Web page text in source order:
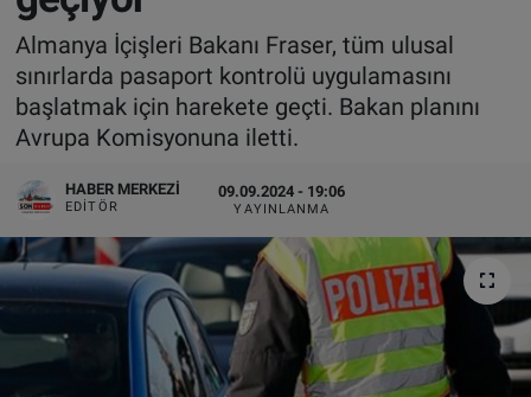
Almanya İçişleri Bakanı Fraser, tüm ulusal
sınırlarda pasaport kontrolü uygulamasını
başlatmak için harekete geçti. Bakan planını
Avrupa Komisyonuna iletti.
HABER MERKEZI
EDITÖR
09.09.2024 - 19:06
YAYINLANMA
AVUSTURYA
SAĞLIK - YAŞAM
BİLİM-TEKNOLOJİ
DÜNYA
BİLİM-TEKNOLOJİ
SAĞLIK
FOTO GALERİ
VIDEO GALERİ
ALGEMENE VOORWAARDEN
Tüm Manşetler
Son Dakika Haberleri
Haber Arşivi